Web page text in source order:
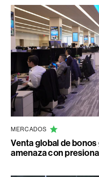
MERCADOS
Venta global de
amenaza con